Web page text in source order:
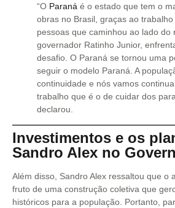
“O Paraná é o estado que tem o
obras no Brasil, graças ao
pessoas que caminhou ao lado do
governador Ratinho Junior,
desafio. O Paraná se tornou uma
seguir o modelo Paraná. A
continuidade e nós vamos
trabalho que é o de cuidar dos
declarou.
Investimentos e os
Sandro Alex no
Além disso, Sandro Alex ressaltou que o
fruto de uma construção coletiva que
históricos para a população. Portanto,